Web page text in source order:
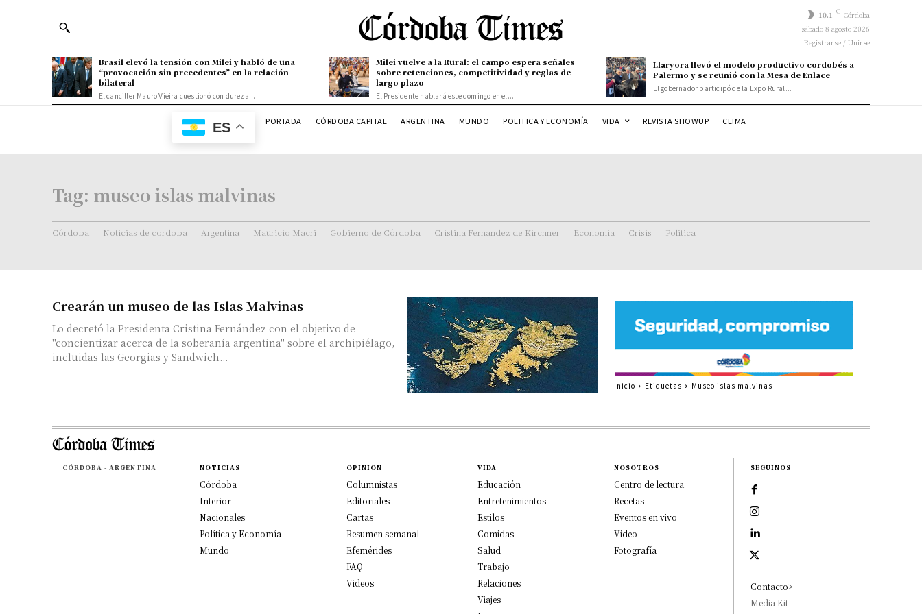
10.1 C Córdoba
sábado 8 agosto 2026
Registrarse / Unirse
Brasil elevó la tensión con Milei y habló de una
“provocación sin precedentes” en la relación
bilateral
El canciller Mauro Vieira cuestionó con dureza...
Milei vuelve a la Rural: el campo espera señales
sobre retenciones, competitividad y reglas de
largo plazo
El Presidente hablará este domingo en el...
Llaryora llevó el modelo productivo cordobés a
Palermo y se reunió con la Mesa de Enlace
El gobernador participó de la Expo Rural...
ES PORTADA CÓRDOBA CAPITAL ARGENTINA MUNDO POLITICA Y ECONOMÍA VIDA REVISTA SHOWUP CLIMA
Tag: museo islas malvinas
Córdoba Noticias de cordoba Argentina Mauricio Macri Gobierno de Córdoba Cristina Fernandez de Kirchner Economía Crisis Politica
Crearán un museo de las Islas Malvinas
Lo decretó la Presidenta Cristina Fernández con el objetivo de
"concientizar acerca de la soberanía argentina" sobre el archipiélago,
incluidas las Georgias y Sandwich...
Inicio Etiquetas Museo islas malvinas
CÓRDOBA - ARGENTINA NOTICIAS
Córdoba
Interior
Nacionales
Política y Economía
Mundo
OPINION
Columnistas
Editoriales
Cartas
Resumen semanal
Efemérides
FAQ
Videos
VIDA
Educación
Entretenimientos
Estilos
Comidas
Salud
Trabajo
Relaciones
Viajes
NOSOTROS
Centro de lectura
Recetas
Eventos en vivo
Video
Fotografía
SEGUINOS
Contacto>
Media Kit